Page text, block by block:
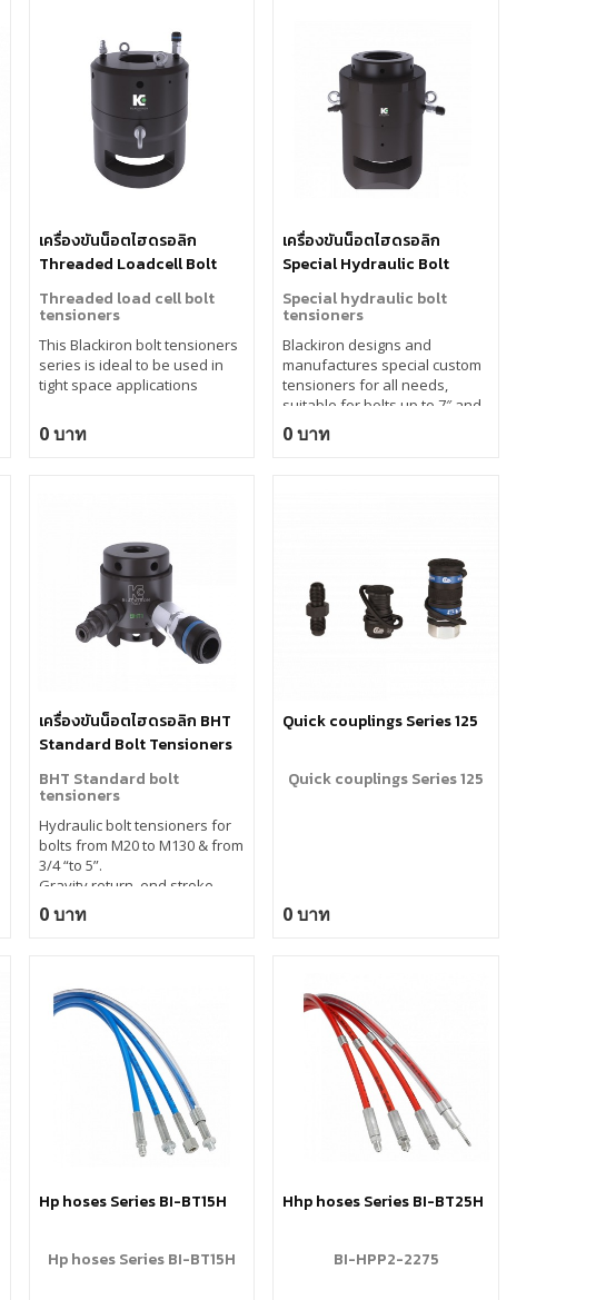
เครื่องขันน็อตไฮดรอลิก
Threaded Loadcell Bolt
Tensioners
Threaded load cell bolt
tensioners
This Blackiron bolt tensioners
series is ideal to be used in
tight space applications
0 บาท
เครื่องขันน็อตไฮดรอลิก
Special Hydraulic Bolt
Tensioners
Special hydraulic bolt
tensioners
Blackiron designs and
manufactures special custom
tensioners for all needs,
suitable for bolts up to 7″ and
more.
0 บาท
เครื่องขันน็อตไฮดรอลิก BHT
Standard Bolt Tensioners
BHT Standard bolt
tensioners
Hydraulic bolt tensioners for
bolts from M20 to M130 & from
3/4 “to 5”.
Gravity return, end stroke
indicator, guided piston.
Maximum reliability and extra
0 บาท
Quick couplings Series 125
Quick couplings Series 125
0 บาท
Hp hoses Series BI-BT15H
Hp hoses Series BI-BT15H
Hhp hoses Series BI-BT25H
BI-HPP2-2275